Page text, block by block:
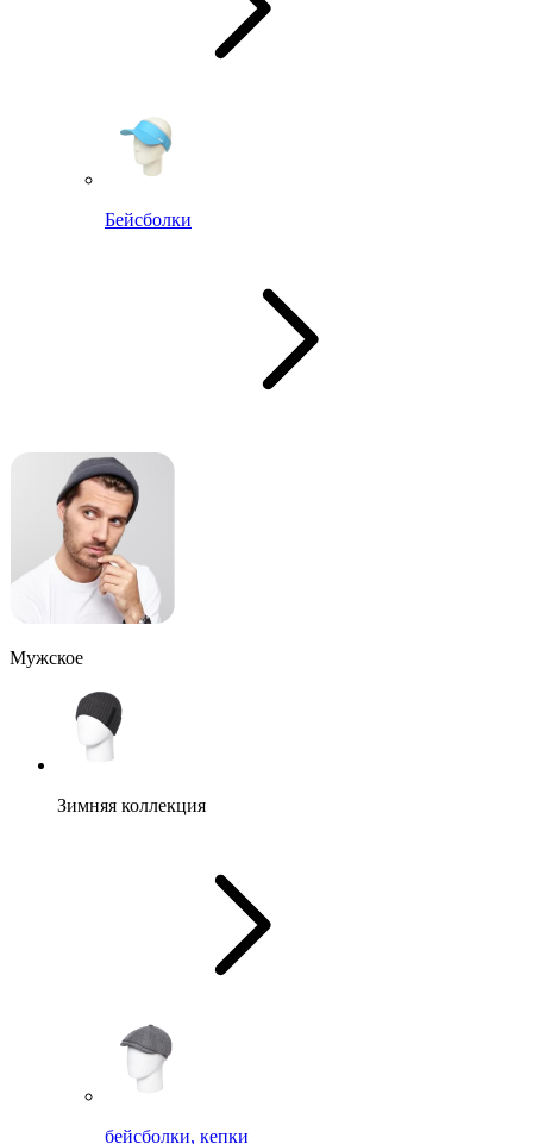
Бейсболки
Мужское
Зимняя коллекция
бейсболки, кепки